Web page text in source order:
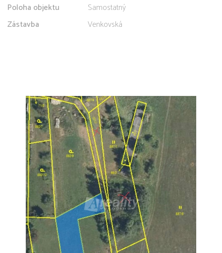
Poloha objektu
Samostatný
Zástavba
Venkovská